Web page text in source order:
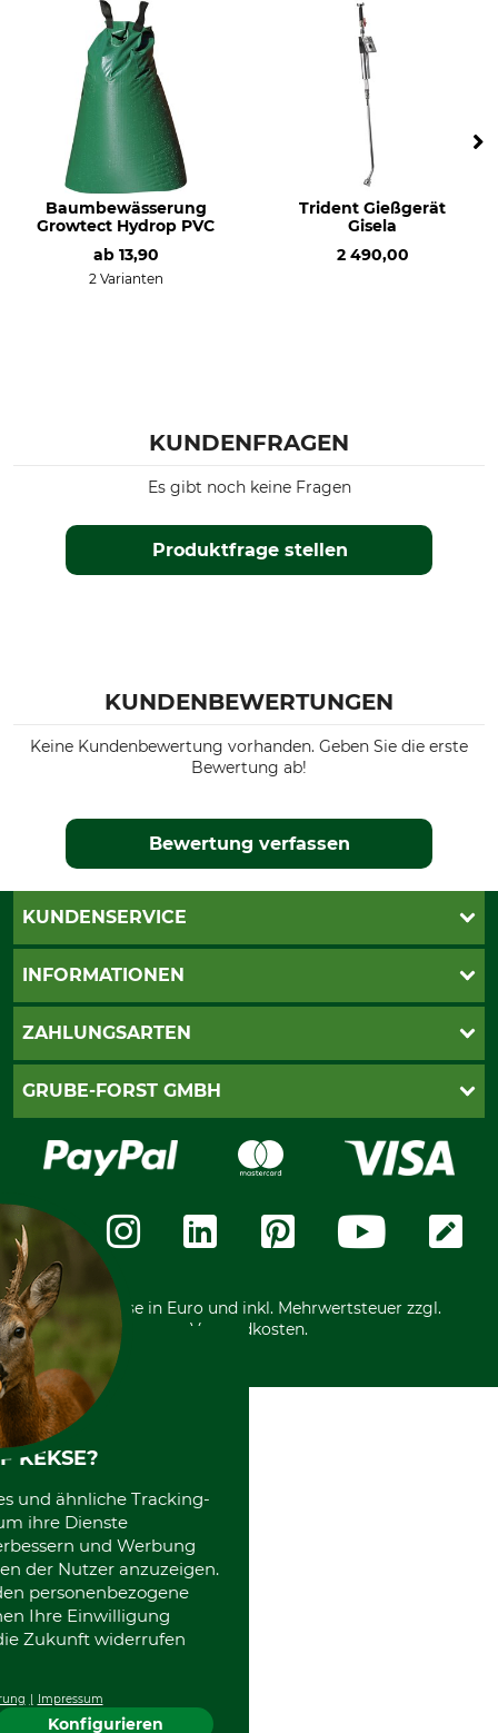
Baumbewässerung
Growtect Hydrop PVC
ab 13,90
2 Varianten
Trident Gießgerät
Gisela
2 490,00
KUNDENFRAGEN
Produktfrage stellen
Es gibt noch keine Fragen
KUNDENBEWERTUNGEN
Keine Kundenbewertung vorhanden. Geben Sie die erste
Bewertung ab!
Bewertung verfassen
KUNDENSERVICE
Katalogbestellung
INFORMATIONEN
AGB
Widerrufsformular
Zahlungsarten
ZAHLUNGSARTEN
PayPal
Rechnung
Vorkasse
GRUBE-FORST GMBH
Karriere
Über uns
Community
International
*Alle Preise in Euro und inkl. Mehrwertsteuer zzgl.
Versandkosten.
KEKSE?
und ähnliche Tracking-
ihre Dienste
und Werbung
der Nutzer anzuzeigen.
personenbezogene
Ihre Einwilligung
Zukunft widerrufen
Impressum
Konfigurieren